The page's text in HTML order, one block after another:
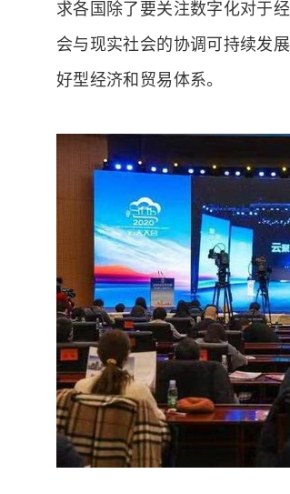
求各国除了要关注数字化对于
会与现实社会的协调可持续发
好型经济和贸易体系。